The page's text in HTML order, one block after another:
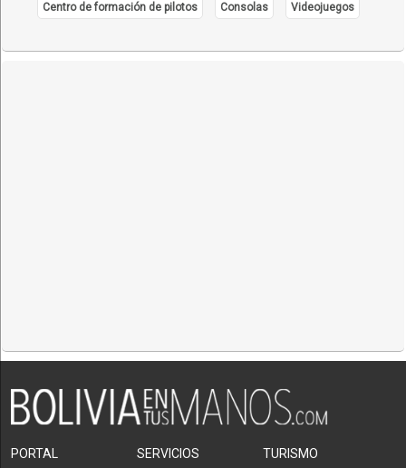
Centro de formación de pilotos Consolas Videojuegos
PORTAL SERVICIOS TURISMO